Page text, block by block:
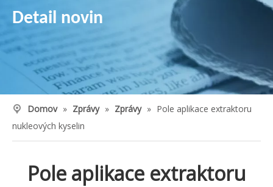
Detail novin
Domov » Zprávy » Zprávy » Pole aplikace extraktoru
nukleových kyselin
Pole aplikace extraktoru